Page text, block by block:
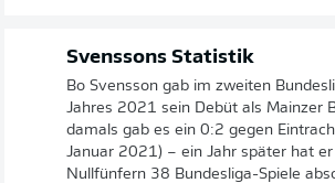
Svenssons Statistik
Bo Svensson gab im zweiten
Jahres 2021 sein Debüt als Mainzer
damals gab es ein 0:2 gegen
Januar 2021) – ein Jahr später hat
Nullfünfern 38 Bundesliga-Spiele